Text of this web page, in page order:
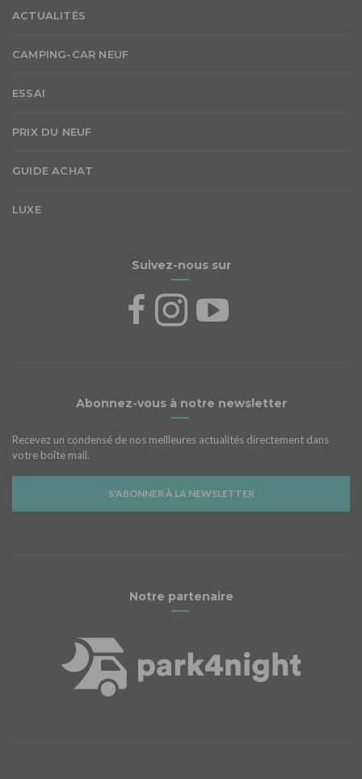
ACTUALITÉS
CAMPING-CAR NEUF
ESSAI
PRIX DU NEUF
GUIDE ACHAT
LUXE
Suivez-nous sur
Abonnez-vous à notre newsletter
Recevez un condensé de nos meilleures actualités directement dans
votre boîte mail.
S'ABONNER À LA NEWSLETTER
Notre partenaire